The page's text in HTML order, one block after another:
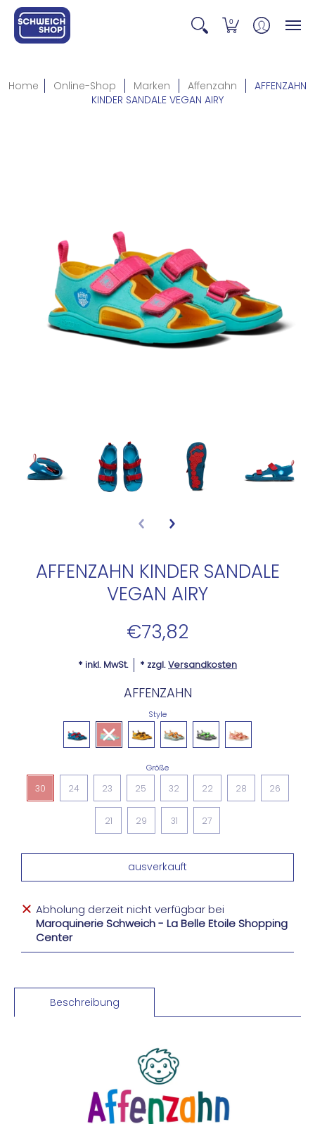
0
Home Online-Shop Marken Affenzahn
AFFENZAHN
KINDER SANDALE VEGAN AIRY
AFFENZAHN KINDER SANDALE
VEGAN AIRY
€73,82
* inkl. MwSt. * zzgl.Versandkosten
AFFENZAHN
Style
Größe
30 24 23 25 32 22 28 26
21 29 31 27
Abholung derzeit nicht verfügbar bei
Maroquinerie Schweich - La Belle Etoile Shopping
Center
Beschreibung